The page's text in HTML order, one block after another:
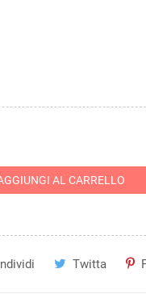
AL CARRELLO
Twitta